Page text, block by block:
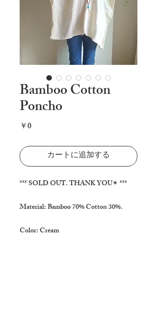
Bamboo Cotton
Poncho
￥0価
カートに追加する
*** SOLD OUT. THANK YOU✴ ***
Material: Bamboo 70% Cotton 30%.
Color: Cream